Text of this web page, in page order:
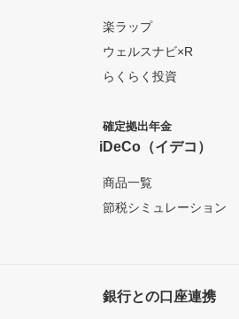
楽ラップ
ウェルスナビ×R
らくらく投資
確定拠出年金
iDeCo（イデコ）
商品一覧
節税シミュレーション
銀行との口座連携